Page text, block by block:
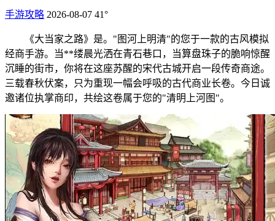
手游攻略 2026-08-07 41°
《大当家之路》是。"图河上明清"的您于一款的古风模拟
经商手游。当**缕晨光洒在青石巷口，当算盘珠子的脆响惊醒
沉睡的街市，你将在这座苏醒的宋代古城开启一段传奇商途。
三载春秋伏案，只为重现一幅会呼吸的古代商业长卷。今日诚
邀诸位执掌商印，共绘这卷属于您的"清明上河图"。